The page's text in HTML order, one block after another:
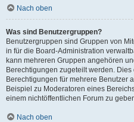
Nach oben
Was sind Benutzergruppen?
Benutzergruppen sind Gruppen von
in für die Board-Administration
kann mehreren Gruppen angehören
Berechtigungen zugeteilt werden.
Berechtigungen für mehrere Benutzer
Beispiel zu Moderatoren eines
einem nichtöffentlichen Forum zu
Nach oben